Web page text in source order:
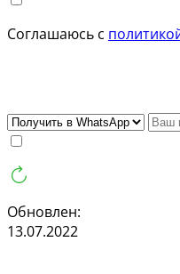
Соглашаюсь с
Обновлен:
13.07.2022